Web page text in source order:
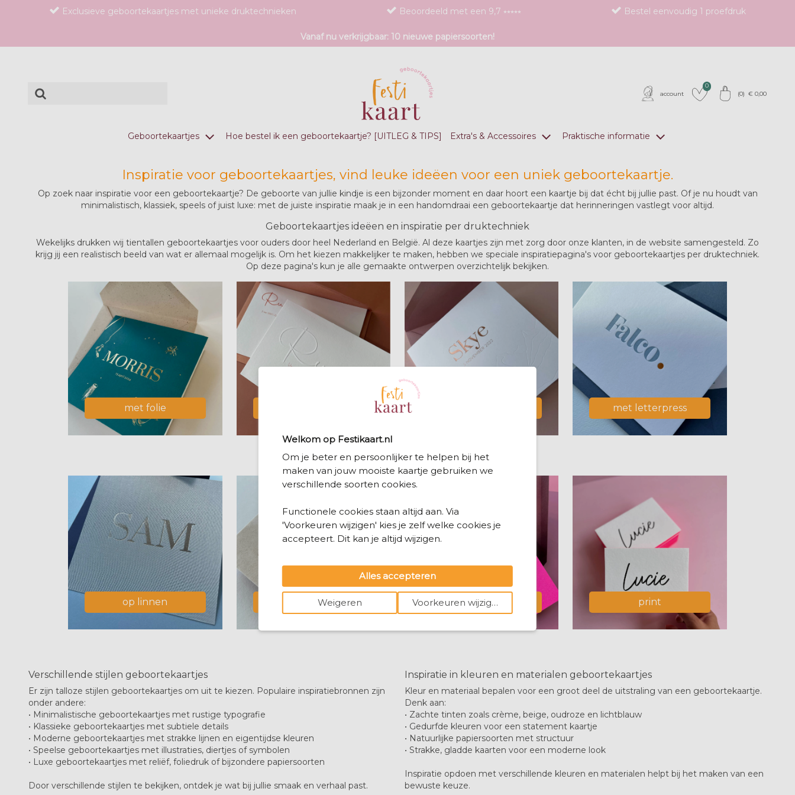
Exclusieve geboortekaartjes met unieke druktechnieken Beoordeeld met een 9,7 ⭒⭒⭒⭒⭒ Bestel eenvoudig 1 proefdruk
Vanaf nu verkrijgbaar: 10 nieuwe papiersoorten!
account
0
(0) € 0,00
Geboortekaartjes Hoe bestel ik een geboortekaartje? [UITLEG & TIPS] Extra's & Accessoires Praktische informatie
Inspiratie voor geboortekaartjes, vind leuke ideëen voor een uniek geboortekaartje.
Op zoek naar inspiratie voor een geboortekaartje? De geboorte van jullie kindje is een bijzonder moment en daar hoort een kaartje bij dat écht bij jullie past. Of je nu houdt van
minimalistisch, klassiek, speels of juist luxe: met de juiste inspiratie maak je in een handomdraai een geboortekaartje dat herinneringen vastlegt voor altijd.
Geboortekaartjes ideëen en inspiratie per druktechniek
Wekelijks drukken wij tientallen geboortekaartjes voor ouders door heel Nederland en België. Al deze kaartjes zijn met zorg door onze klanten, in de website samengesteld. Zo
krijg jij een realistisch beeld van wat er allemaal mogelijk is. Om het kiezen makkelijker te maken, hebben we speciale inspiratiepagina's voor geboortekaartjes per druktechniek.
Op deze pagina's kun je alle gemaakte ontwerpen overzichtelijk bekijken.
met folie met letterpress
op linnen op velvet met neon print
Verschillende stijlen geboortekaartjes
Er zijn talloze stijlen geboortekaartjes om uit te kiezen. Populaire inspiratiebronnen zijn
onder andere:
• Minimalistische geboortekaartjes met rustige typografie
• Klassieke geboortekaartjes met subtiele details
• Moderne geboortekaartjes met strakke lijnen en eigentijdse kleuren
• Speelse geboortekaartjes met illustraties, diertjes of symbolen
• Luxe geboortekaartjes met reliëf, foliedruk of bijzondere papiersoorten
Door verschillende stijlen te bekijken, ontdek je wat bij jullie smaak en verhaal past.
Inspiratie in kleuren en materialen geboortekaartjes
Kleur en materiaal bepalen voor een groot deel de uitstraling van een geboortekaartje.
Denk aan:
• Zachte tinten zoals crème, beige, oudroze en lichtblauw
• Gedurfde kleuren voor een statement kaartje
• Natuurlijke papiersoorten met structuur
• Strakke, gladde kaarten voor een moderne look
Inspiratie opdoen met verschillende kleuren en materialen helpt bij het maken van een
bewuste keuze.
Welkom op Festikaart.nl
Om je beter en persoonlijker te helpen bij het
maken van jouw mooiste kaartje gebruiken we
verschillende soorten cookies.
Functionele cookies staan altijd aan. Via
'Voorkeuren wijzigen' kies je zelf welke cookies je
accepteert. Dit kan je altijd wijzigen.
Alles accepteren
Weigeren Voorkeuren wijzigen